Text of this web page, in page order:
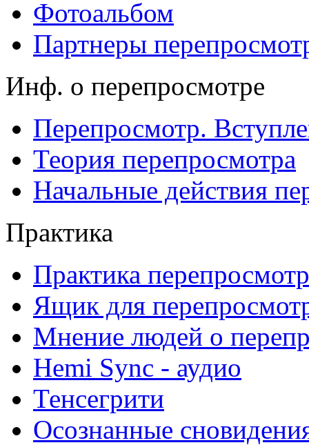
Фотоальбом
Партнеры
Инф. о перепросмотре
Перепросмотр.
Теория перепросмотра
Начальные действия
Практика
Практика
Ящик для
Мнение людей о
Hemi Sync - аудио
Тенсегрити
Осознанные